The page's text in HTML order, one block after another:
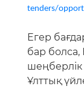
tenders/
Егер
бар
шеңберлік
Ұлттық